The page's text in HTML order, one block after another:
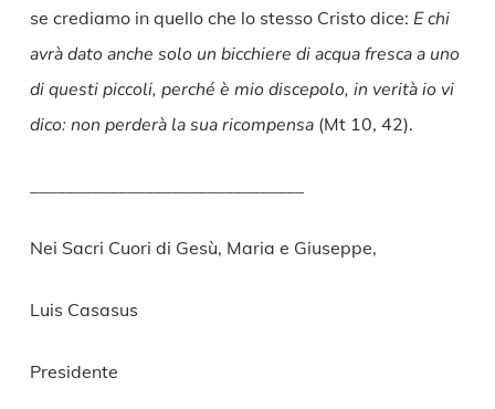
se crediamo in quello che lo stesso Cristo dice: E chi
avrà dato anche solo un bicchiere di acqua fresca a uno
di questi piccoli, perché è mio discepolo, in verità io vi
dico: non perderà la sua ricompensa (Mt 10, 42).
Nei Sacri Cuori di Gesù, Maria e Giuseppe,
Luis Casasus
Presidente